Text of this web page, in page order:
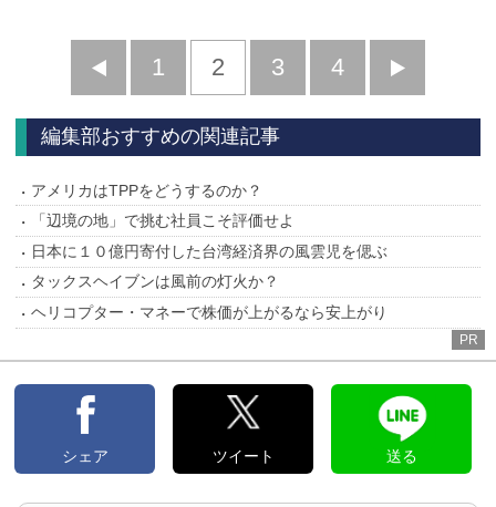
前
へ
1 2 3 4
へ
編集部おすすめの関連記事
アメリカはTPPをどうするのか？
「辺境の地」で挑む社員こそ評価せよ
日本に１０億円寄付した台湾経済界の風雲児を偲ぶ
タックスヘイブンは風前の灯火か？
ヘリコプター・マネーで株価が上がるなら安上がり
PR
シェア ツイート 送る